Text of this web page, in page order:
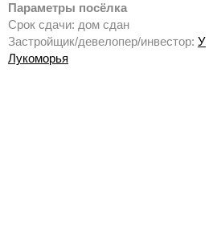
Параметры посёлка
Срок сдачи: дом сдан
Застройщик/девелопер/инвестор: У
Лукоморья